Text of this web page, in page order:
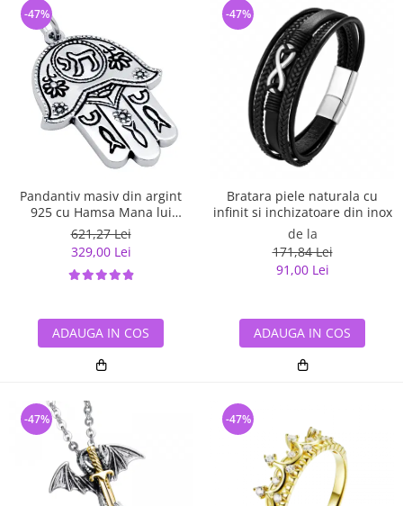
Pandantiv masiv din argint
925 cu Hamsa Mana lui
Fatima
621,27 Lei
329,00 Lei
-47%
ADAUGA IN COS
Bratara piele naturala cu
infinit si inchizatoare din inox
de la
171,84 Lei
91,00 Lei
-47%
ADAUGA IN COS
-47% -47%